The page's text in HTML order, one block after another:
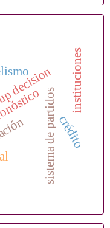
decision
sistema de partidoscrédito
instituciones